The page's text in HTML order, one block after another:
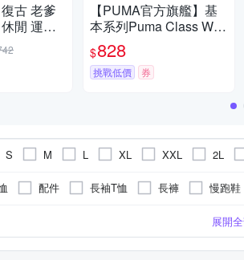
古 老爹
閒 運動
HV
【PUMA官方旗艦】基
本系列Puma Class Was
hed 5吋短褲 女性 6850
3518
$828
挑戰低價 券
S M L XL XXL 2L
US4.5 US5 US5.5 US6
EU39 EU40 EU41 EU42
配件 長袖T恤 長褲 慢跑鞋
懶人鞋/便鞋
夾克 無袖T恤(背心) 拖鞋 登
尼龍
牛皮
無內
展開